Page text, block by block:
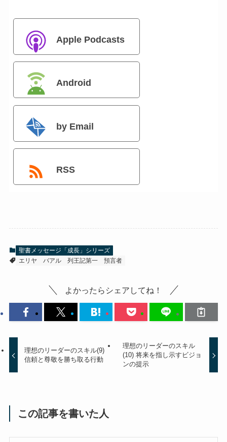
Apple Podcasts
Android
by Email
RSS
聖書メッセージ「成長」シリーズ
エリヤ
バアル 列王記第一 預言者
よかったらシェアしてね！
理想のリーダーのスキル(9)
信頼と尊敬を勝ち取る行動
理想のリーダーのスキル
(10) 将来を指し示すビジョ
ンの提示
この記事を書いた人